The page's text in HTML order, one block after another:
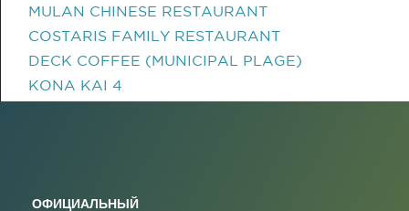
MULAN CHINESE RESTAURANT
COSTARIS FAMILY RESTAURANT
DECK COFFEE (MUNICIPAL PLAGE)
KONA KAI 4
ОФИЦИАЛЬНЫЙ